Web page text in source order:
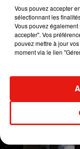
Publié :
Mundo
Vous pouvez accepter
sélectionnant les
Vous pouvez
accepter". Vos
pouvez mettre à jour
moment via le lien